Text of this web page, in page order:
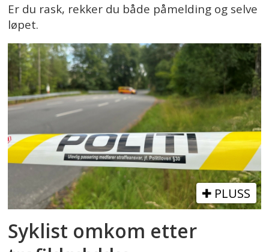
Er du rask, rekker du både påmelding og selve
løpet.
PLUSS
Syklist omkom etter